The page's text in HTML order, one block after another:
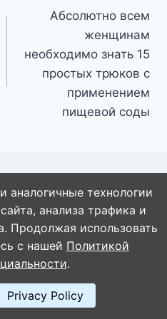
Абсолютно всем
женщинам
необходимо знать 15
простых трюков с
применением
пищевой соды
аналогичные технологии
анализа трафика и
Продолжая использовать
с нашей Политикой
.
Privacy Policy